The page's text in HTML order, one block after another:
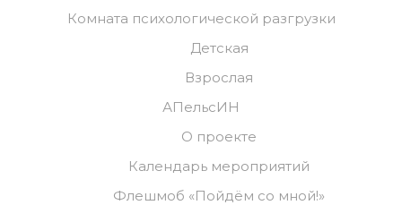
Комната психологической разгрузки
Детская
Взрослая
АПельсИН
О проекте
Календарь мероприятий
Флешмоб «Пойдём со мной!»